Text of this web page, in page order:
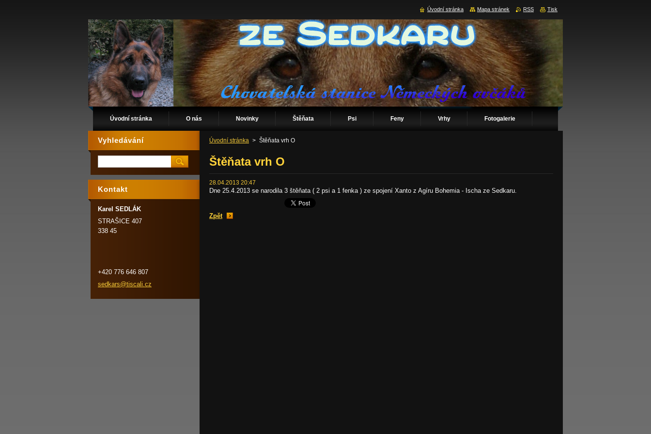
Úvodní stránka O nás Novinky Štěňata Psi Feny Vrhy Fotogalerie
Úvodní stránka > Štěňata vrh O
Štěňata vrh O
28.04.2013 20:47
Dne 25.4.2013 se narodila 3 štěňata ( 2 psi a 1 fenka ) ze spojení Xanto z Agíru Bohemia - Ischa ze Sedkaru.
Zpět
Vyhledávání
Kontakt
Karel SEDLÁK
STRAŠICE 407
338 45
+420 776 646 807
sedkars@tiscali.cz
Úvodní stránka Mapa stránek RSS Tisk